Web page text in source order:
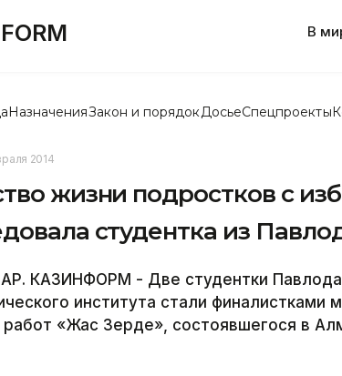
В
НазначенияЗакон и порядок ДосьеСпецпроекты
2014
жизни подростков с
студентка из
КАЗИНФОРМ - Две студентки
института стали финалистками
работ «Жас Зерде», состоявшегося в